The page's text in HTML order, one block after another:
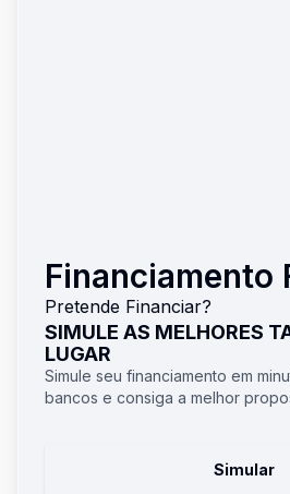
Financiamento
Pretende Financiar?
SIMULE AS MELHORES
LUGAR
Simule seu financiamento em
bancos e consiga a melhor
Simular